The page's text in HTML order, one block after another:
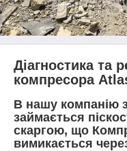
Діагностика та
компресора
В нашу компанію
займається
скаргою, що
вимикається